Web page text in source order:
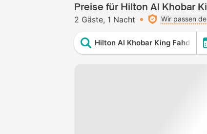
Preise für Hilton Al Khobar
2 Gäste 1 Nacht Wir passen
Hilton Al Khobar King Fahd